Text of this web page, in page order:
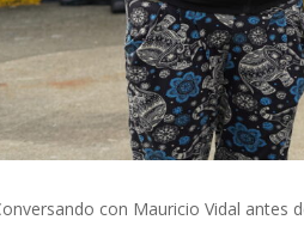
con Mauricio Vidal antes